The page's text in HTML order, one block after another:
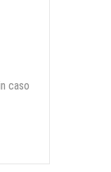
caso